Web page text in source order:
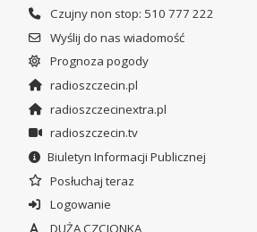
Czujny non stop: 510 777 222
Wyślij do nas wiadomość
Prognoza pogody
radioszczecin.pl
radioszczecinextra.pl
radioszczecin.tv
Biuletyn Informacji Publicznej
Posłuchaj teraz
Logowanie
DUŻA CZCIONKA